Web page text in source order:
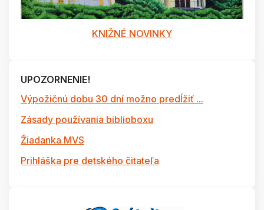
KNIŽNÉ NOVINKY
UPOZORNENIE!
Výpožičnú dobu 30 dní možno predĺžiť ...
Zásady používania biblioboxu
Žiadanka MVS
Prihláška pre detského čitateľa